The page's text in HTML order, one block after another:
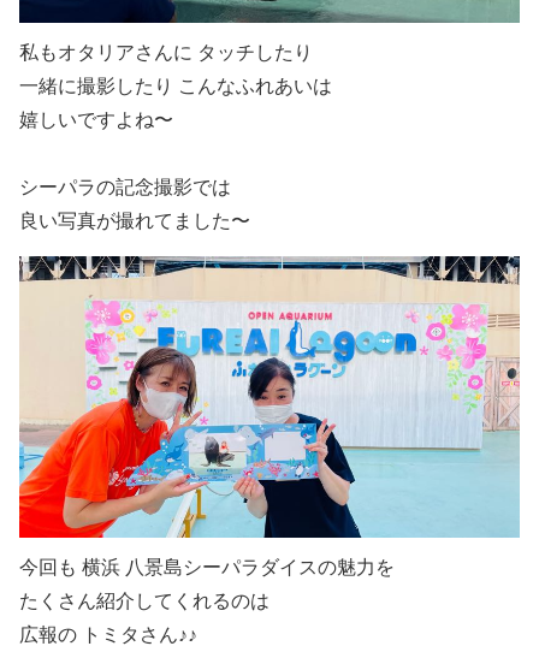
私もオタリアさんに タッチしたり
一緒に撮影したり こんなふれあいは
嬉しいですよね〜
シーパラの記念撮影では
良い写真が撮れてました〜
今回も 横浜 八景島シーパラダイスの魅力を
たくさん紹介してくれるのは
広報の トミタさん♪♪